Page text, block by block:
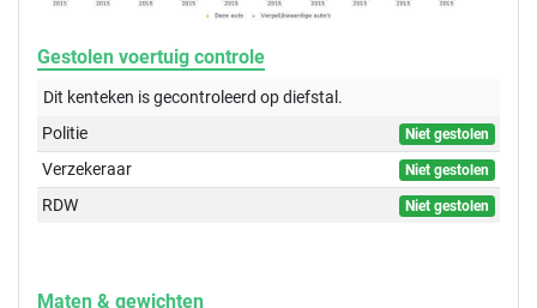
Gestolen voertuig controle
Dit kenteken is gecontroleerd opdiefstal.
Politie
Niet gestolen
Verzekeraar Niet gestolen
RDW Niet gestolen
Maten & gewichten